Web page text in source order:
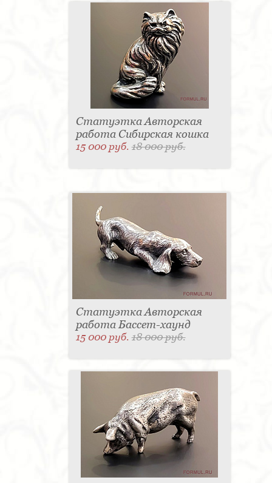
Статуэтка Авторская
работа Сибирская кошка
15 000 руб.18 000 руб.
Статуэтка Авторская
работа Бассет-хаунд
15 000 руб.18 000 руб.